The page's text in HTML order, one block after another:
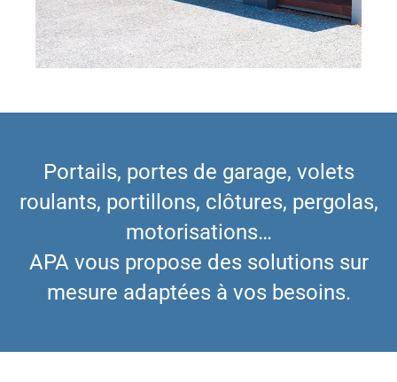
Portails, portes de garage, volets
roulants, portillons, clôtures, pergolas,
motorisations…
APA vous propose des solutions sur
mesure adaptées à vos besoins.